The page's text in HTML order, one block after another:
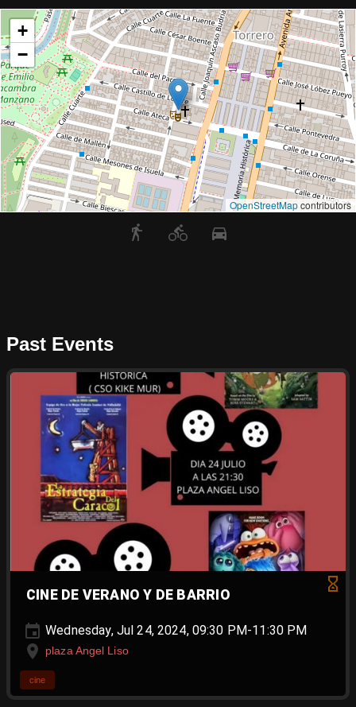
+
−
OpenStreetMapcontributors
Past Events
CINE DE VERANO Y DE BARRIO
Wednesday, Jul 24, 2024, 09:30 PM-11:30 PM
plaza Angel Liso
cine